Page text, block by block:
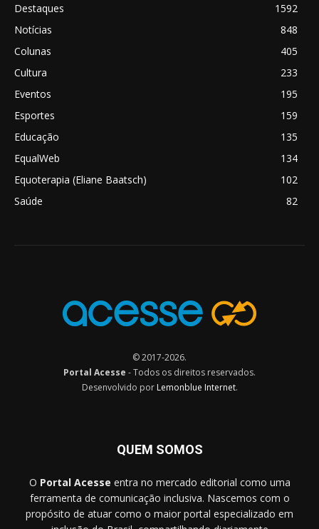
Destaques
1592
Notícias
848
Colunas
405
Cultura
233
Eventos
195
Esportes
159
Educação
135
EqualWeb
134
Equoterapia (Eliane Baatsch)
102
Saúde
82
© 2017-2026.
Portal Acesse - Todos os direitos reservados.
Desenvolvido por Lemonblue Internet.
QUEM SOMOS
O Portal Acesse entra no mercado editorial como uma
ferramenta de comunicação inclusiva. Nascemos com o
propósito de atuar como o maior portal especializado em